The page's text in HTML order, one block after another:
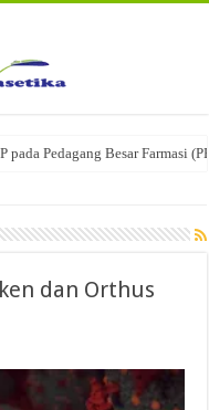
pada Pedagang Besar Farmasi
Peran Karantina Produk
dan Orthus